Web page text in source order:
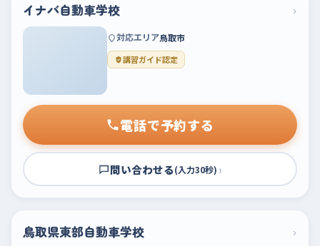
イナバ自動車学校 ›
対応エリア鳥取市
講習ガイド認定
電話で予約する
問い合わせる(入力30秒) ›
鳥取県東部自動車学校 ›